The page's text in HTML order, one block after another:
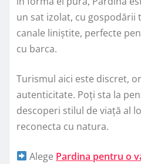
un sat izolat, cu gospodării
canale liniștite, perfecte
cu barca.
Turismul aici este discret,
autenticitate. Poți sta la
descoperi stilul de viață al
reconecta cu natura.
Alege Pardina pentru o